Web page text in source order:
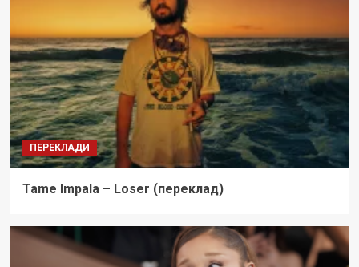
ПЕРЕКЛАДИ
Tame Impala – Loser (переклад)